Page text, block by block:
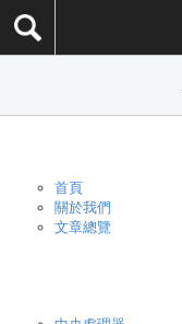
首頁
關於我們
文章總覽